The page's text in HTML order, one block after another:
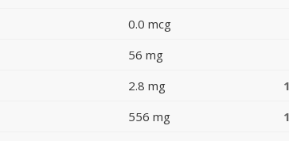
0.0 mcg
56 mg
2.8 mg
556 mg